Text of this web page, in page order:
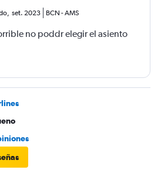
, set. 2023 BCN -AMS
no poddr elegir el asiento